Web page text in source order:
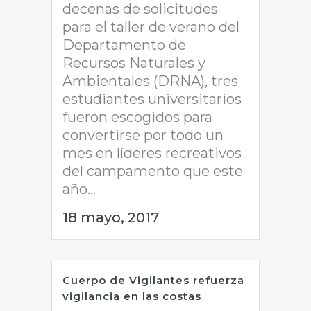
decenas de solicitudes
para el taller de verano del
Departamento de
Recursos Naturales y
Ambientales (DRNA), tres
estudiantes universitarios
fueron escogidos para
convertirse por todo un
mes en líderes recreativos
del campamento que este
año...
18 mayo, 2017
Cuerpo de Vigilantes refuerza
vigilancia en las costas